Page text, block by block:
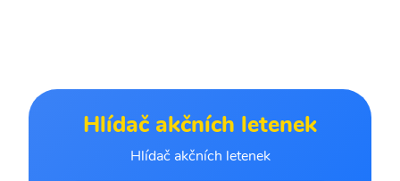
Hlídač akčních letenek
Hlídač akčních letenek